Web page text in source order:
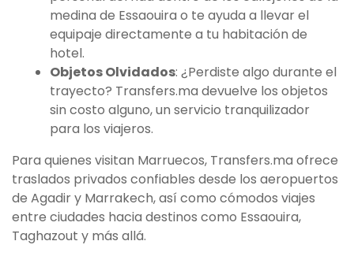
medina de Essaouira o te ayuda a llevar el
equipaje directamente a tu habitación de
hotel.
Objetos Olvidados: ¿Perdiste algo durante el
trayecto? Transfers.ma devuelve los objetos
sin costo alguno, un servicio tranquilizador
para los viajeros.
Para quienes visitan Marruecos, Transfers.ma ofrece
traslados privados confiables desde los aeropuertos
de Agadir y Marrakech, así como cómodos viajes
entre ciudades hacia destinos como Essaouira,
Taghazout y más allá.